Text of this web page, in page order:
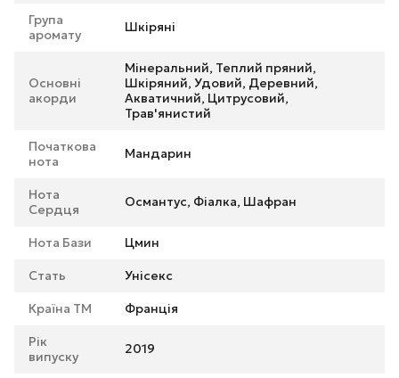
Група
аромату
Шкіряні
Основні
акорди
Мінеральний, Теплий пряний,
Шкіряний, Удовий, Деревний,
Акватичний, Цитрусовий,
Трав'янистий
Початкова
нота
Мандарин
Нота
Сердця
Османтус, Фіалка, Шафран
Нота Бази Цмин
Стать Унісекс
Країна ТМ Франція
Рік
випуску
2019